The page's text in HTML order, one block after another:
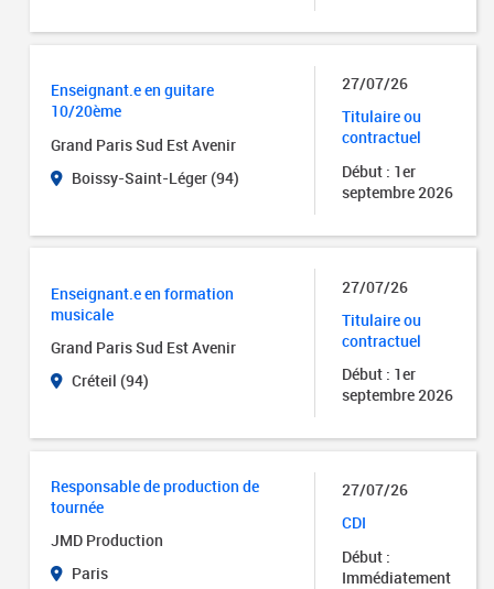
Enseignant.e en guitare
10/20ème
Grand Paris Sud Est Avenir
Boissy-Saint-Léger (94)
27/07/26
Titulaire ou
contractuel
Début : 1er
septembre 2026
Enseignant.e en formation
musicale
Grand Paris Sud Est Avenir
Créteil (94)
27/07/26
Titulaire ou
contractuel
Début : 1er
septembre 2026
Responsable de production de
tournée
JMD Production
Paris
27/07/26
CDI
Début :
Immédiatement